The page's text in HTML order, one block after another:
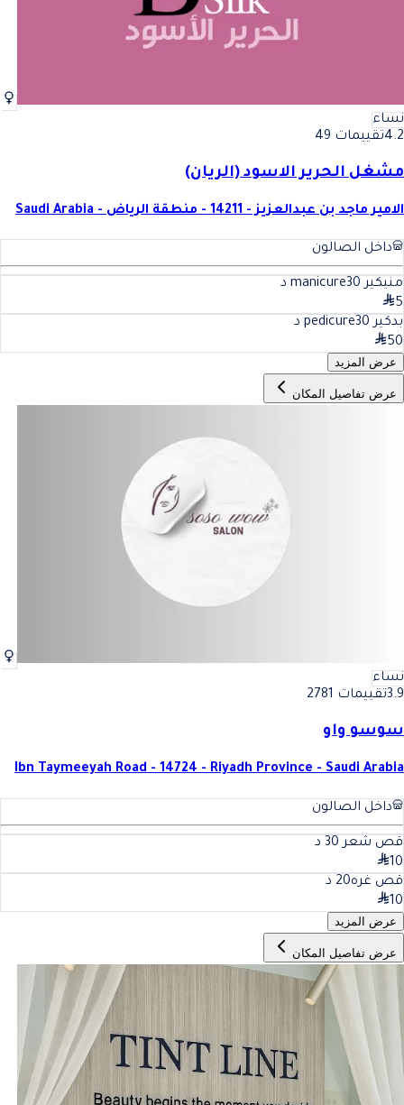
نساء
4.2تقييمات 49
مشغل الحرير الاسود (الريان)
الامير ماجد بن عبدالعزيز - 14211 - منطقة الرياض - Saudi Arabia
داخل الصالون
منيكير manicure 30
د
5
بدكير pedicure 30
د
50
عرض المزيد
عرض تفاصيل المكان
نساء
3.9تقييمات 2781
سوسو واو
Ibn Taymeeyah Road - 14724 - Riyadh Province - Saudi Arabia
داخل الصالون
قص شعر 30 د
10
قص غره20 د
10
عرض المزيد
عرض تفاصيل المكان